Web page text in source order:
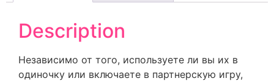
Description
Независимо от того, используете ли вы их в
одиночку или включаете в партнерскую игру,